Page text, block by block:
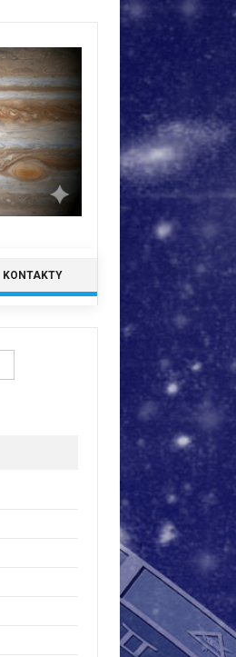
KONTAKTY